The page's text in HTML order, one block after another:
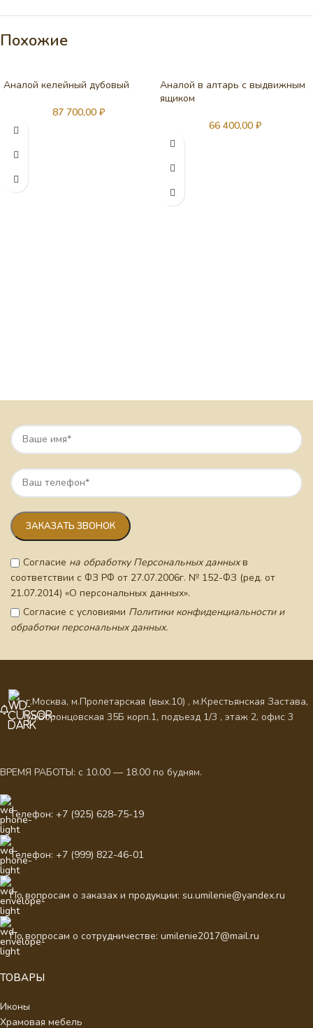
Похожие
Аналой келейный дубовый
87 700,00 ₽
Аналой в алтарь с выдвижным
ящиком
66 400,00 ₽
Согласие на обработку Персональных данныхв
соответствии с ФЗ РФ от 27.07.2006г. № 152-ФЗ (ред. от
21.07.2014) «О персональных данных».
Согласие с условиями Политики конфиденциальности и
обработки персональных данных.
г.Москва, м.Пролетарская (вых.10) , м.Крестьянская Застава,
ул.Воронцовская 35Б корп.1, подъезд 1/3 , этаж 2, офис 3
ВРЕМЯ РАБОТЫ: с 10.00 — 18.00 по будням.
Телефон: +7 (925) 628-75-19
Телефон: +7 (999) 822-46-01
По вопросам о заказах и продукции: su.umilenie@yandex.ru
По вопросам о сотрудничестве: umilenie2017@mail.ru
ТОВАРЫ
Иконы
Храмовая мебель